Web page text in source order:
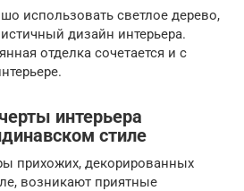
использовать светлое дерево,
дизайн интерьера.
отделка сочетается и с
интерьера
стиле
прихожих, декорированных
возникают приятные